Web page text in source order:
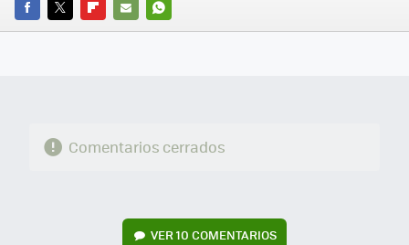
FACEBOOK
TWITTERFLIPBOARD
E-
WHATSAPP
Comentarios cerrados
VER10 COMENTARIOS